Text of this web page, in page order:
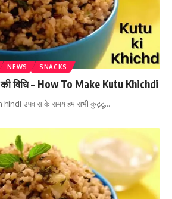
NEWS SNACKS
विधि – How To Make Kutu Khichdi
उपवास के समय हम सभी कुट्टू…